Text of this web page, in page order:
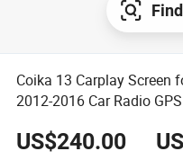
Coika 13 Carplay Screen
2012-2016 Car Radio
US$240.00